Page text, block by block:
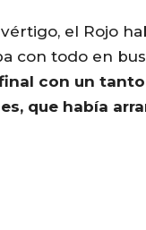
el Rojo
con todo en
con un
que había